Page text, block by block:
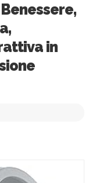
in